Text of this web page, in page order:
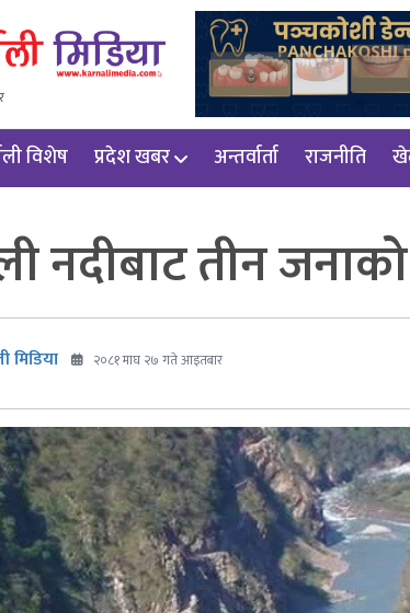
विशेष प्रदेश खबर अन्तर्वार्ता राजनीति
नदीबाट तीन
मिडिया २०८१ माघ २७ गते आइतबार